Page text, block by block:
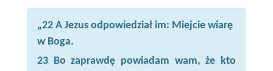
„22 A Jezus odpowiedział im: Miejcie wiarę
w Boga.
23 Bo zaprawdę powiadam wam, że kto